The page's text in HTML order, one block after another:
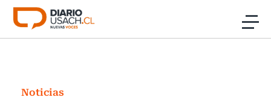
Click acá para ir directamente al contenido
Investigación
Noticias